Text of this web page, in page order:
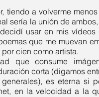
sería la unión de
usar en mis vídeos
que me muevan
cien como artista.
corta (digamos
es eterna si
en la velocidad a la